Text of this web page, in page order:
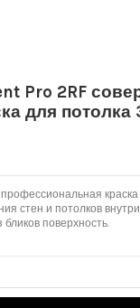
Pro 2RF
для потолка
краска
стен и потолков
поверхность.